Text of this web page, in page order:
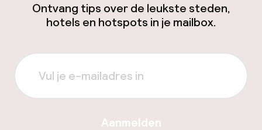
Ontvang tips over de leukste steden,
hotels en hotspots in je mailbox.
Aanmelden